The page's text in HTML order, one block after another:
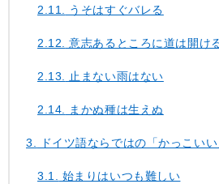
2.11. うそはすぐバレる
2.12. 意志あるところに道は開け
2.13. 止まない雨はない
2.14. まかぬ種は生えぬ
3. ドイツ語ならではの「かっこい
3.1. 始まりはいつも難しい